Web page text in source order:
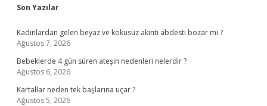
Sidebar
Son Yazılar
Kadınlardan gelen beyaz ve kokusuz akıntı abdesti bozar mı ?
Ağustos 7, 2026
Bebeklerde 4 gün süren ateşin nedenleri nelerdir ?
Ağustos 6, 2026
Kartallar neden tek başlarına uçar ?
Ağustos 5, 2026